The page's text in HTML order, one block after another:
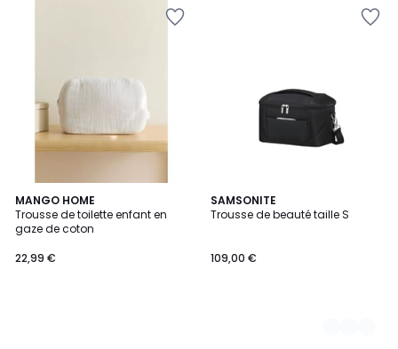
MANGO HOME
Trousse de toilette enfant en
gaze de coton
22,99 €
SAMSONITE
Trousse de beauté taille S
109,00 €
3
Couleurs